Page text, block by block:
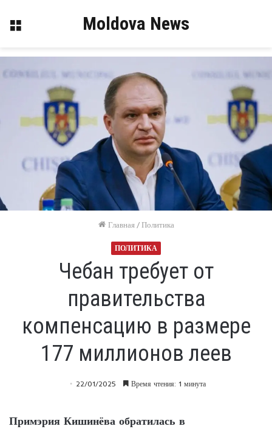
Меню Moldova News
Главная / Политика
ПОЛИТИКА
Чебан требует от
правительства
компенсацию в размере
177 миллионов леев
22/01/2025 Время чтения: 1 минута
Примэрия Кишинёва обратилась в